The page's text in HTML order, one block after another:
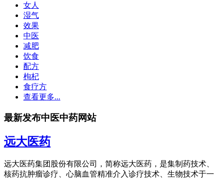
女人
湿气
效果
中医
减肥
饮食
配方
枸杞
食疗方
查看更多...
最新发布中医中药网站
远大医药
远大医药集团股份有限公司，简称远大医药，是集制药技术、
核药抗肿瘤诊疗、心脑血管精准介入诊疗技术、生物技术于一